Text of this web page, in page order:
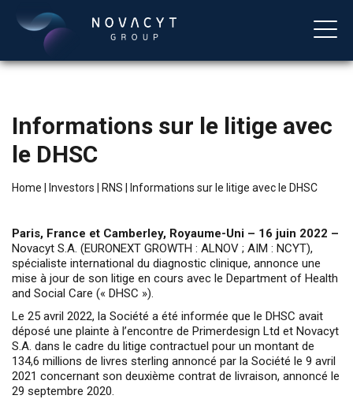
English
Informations sur le litige avec
le DHSC
Home Investors RNS Informations sur le litige avec le DHSC
Paris, France et Camberley, Royaume-Uni – 16 juin 2022 –
Novacyt S.A. (EURONEXT GROWTH : ALNOV ; AIM : NCYT),
spécialiste international du diagnostic clinique, annonce une
mise à jour de son litige en cours avec le Department of Health
and Social Care (« DHSC »).
Le 25 avril 2022, la Société a été informée que le DHSC avait
déposé une plainte à l’encontre de Primerdesign Ltd et Novacyt
S.A. dans le cadre du litige contractuel pour un montant de
134,6 millions de livres sterling annoncé par la Société le 9 avril
2021 concernant son deuxième contrat de livraison, annoncé le
29 septembre 2020.